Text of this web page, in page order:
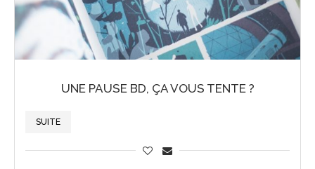
UNE PAUSE BD, ÇA VOUS TENTE ?
SUITE